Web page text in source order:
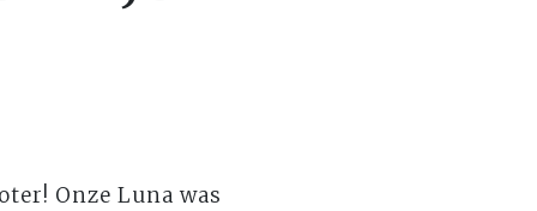
Onze Luna was